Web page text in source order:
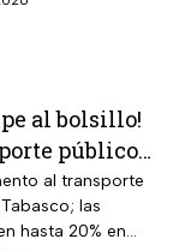
una hora de
al bolsillo!
público
la
puede
al transporte
las
hasta 20% en